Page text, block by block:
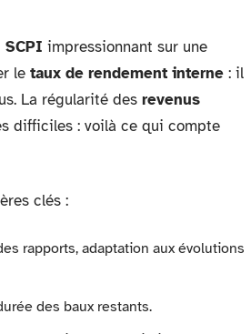
impressionnant sur une
le taux de rendement interne : il
La régularité des revenus
difficiles : voilà ce qui compte
clés :
rapports, adaptation aux évolutions
des baux restants.